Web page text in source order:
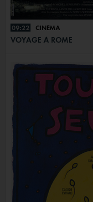
09:22 CINÉMA
VOYAGE À ROME